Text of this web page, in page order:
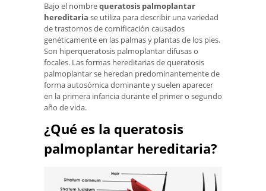
Bajo el nombrequeratosis palmoplantar
hereditaria se utiliza para describir una variedad
de trastornos de cornificación causados ​​
genéticamente en las palmas y plantas de los pies.
Son hiperqueratosis palmoplantar difusas o
focales. Las formas hereditarias de queratosis
palmoplantar se heredan predominantemente de
forma autosómica dominante y suelen aparecer
en la primera infancia durante el primer o segundo
año de vida.
¿Qué es la queratosis
palmoplantar hereditaria?